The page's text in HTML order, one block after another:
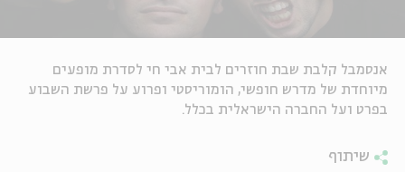
אנסמבל קלבת שבת חוזרים לבית אבי חי לסדרת מופעים
מיוחדת של מדרש חופשי, הומוריסטי ופרוע על פרשת השבוע
בפרט ועל החברה הישראלית בכלל.
שיתוף